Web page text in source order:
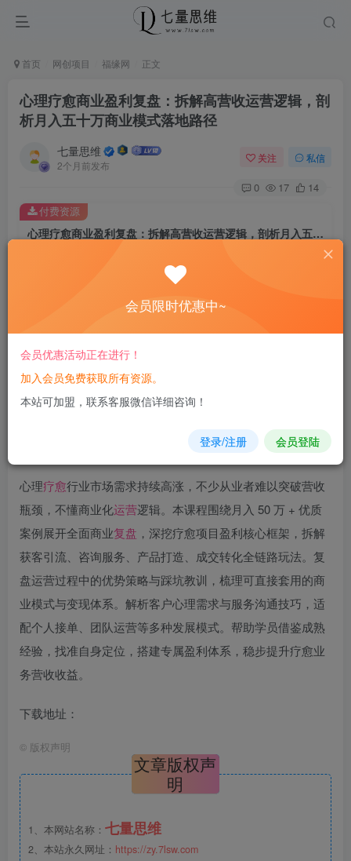
首页 网创项目 福缘网 正文
心理疗愈商业盈利复盘：拆解高营收运营逻辑，剖
析月入五十万商业模式落地路径
七量思维
2个月前发布
关注 私信
0 17 14
心理疗愈商业盈利复盘：拆解高营收运营逻辑，剖析月入五十万商业模式落地路径
8.8
免费
您当前未登录！建议登陆后购买，可保存购买订单
付费资源
心理疗愈行业市场需求持续高涨，不少从业者难以突破营收
瓶颈，不懂商业化运营逻辑。本课程围绕月入 50 万 + 优质
案例展开全面商业复盘 ，深挖疗愈项目盈利核心框架，拆解
获客引流、咨询服务、产品打造、成交转化全链路玩法。复
盘运营过程中的优势策略与踩坑教训，梳理可直接套用的商
业模式与变现体系。解析客户心理需求与服务沟通技巧，适
配个人接单、团队运营等多种发展模式。帮助学员借鉴成熟
经验，找准自身定位，搭建专属盈利体系，稳步提升疗愈业
务营收收益。
下载地址：
© 版权声明
文章版权声
明
1、本网站名称： 七量思维
2、本站永久网址： https://zy.7lsw.com
会员限时优惠中~
会员优惠活动正在进行！
加入会员免费获取所有资源。
本站可加盟，联系客服微信详细咨询！
登录/注册 会员登陆